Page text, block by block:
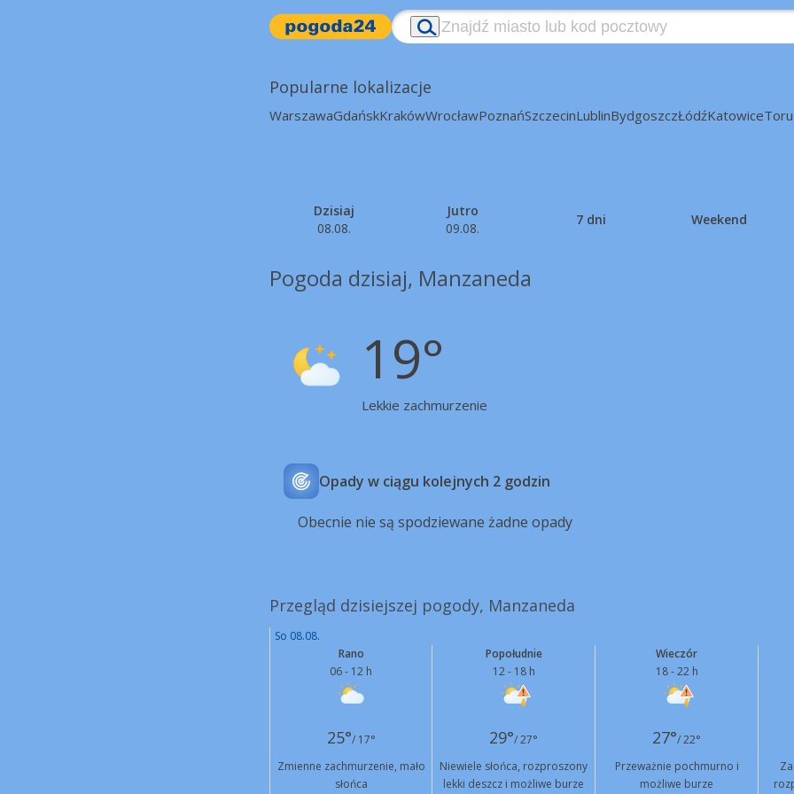
Popularne lokalizacje
WarszawaGdańskKrakówWrocławPoznańSzczecinLublinBydgoszczŁódźKatowice
Dzisiaj
08.08.
Jutro
09.08.
7 dni Weekend
Pogoda dzisiaj, Manzaneda
19°
Lekkie zachmurzenie
Opady w ciągu kolejnych 2 godzin
Obecnie nie są spodziewane żadne opady
Przegląd dzisiejszej pogody, Manzaneda
So 08.08.
Rano
06 - 12 h
Popołudnie
12 - 18 h
Wieczór
18 - 22 h
25°/ 17° 29°/ 27° 27°/ 22°
Zmienne zachmurzenie, mało
słońca
Niewiele słońca, rozproszony
lekki deszcz i możliwe burze
Przeważnie pochmurno i
możliwe burze